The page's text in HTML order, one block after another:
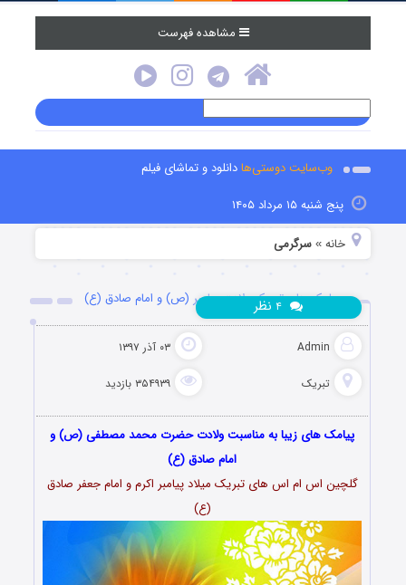
مشاهده فهرست
وب‌سایت دوستی‌هادانلود و تماشای فیلم
پنج شنبه ۱۵ مرداد ۱۴۰۵
خانه »سرگرمی
پیامک های تبریک ولادت پیامبر (ص) و امام صادق (ع)
Admin ۰۳ آذر ۱۳۹۷
تبریک ۳۵۴۹۳۹ بازدید
نظر
پیامک های زیبا به مناسبت ولادت حضرت محمد مصطفی (ص) و
امام صادق (ع)
گلچین اس ام اس های تبریک میلاد پیامبر اکرم و امام جعفر صادق
(ع)